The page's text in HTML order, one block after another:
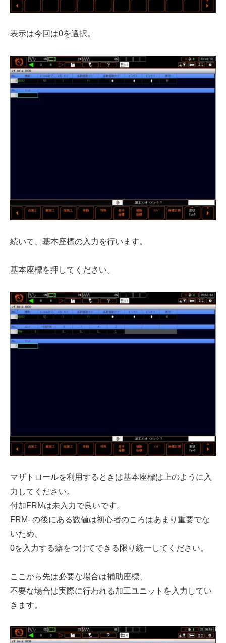
表示は今回は0を選択。
続いて、基本座標の入力を行います。
基本座標を押してください。
マザトロールを利用するときは基本座標は上のように入
力してください。
付加FRMは未入力で良いです。
FRM- の後にある数値は初心者のころはあまり重要でな
いため、
0を入力する癖をつけてできる限り統一してください。
ここから先は必要な場合は補助座標、
不要な場合は実際に行われる加工ユニットを入力してい
きます。